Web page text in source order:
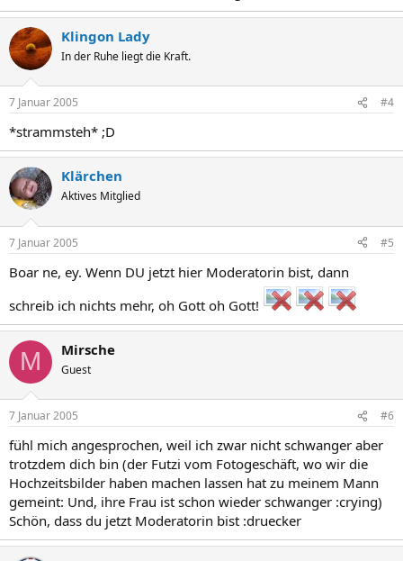
Klingon Lady
In der Ruhe liegt die Kraft.
7 Januar 2005 #4
*strammsteh* ;D
Klärchen
Aktives Mitglied
7 Januar 2005 #5
Boar ne, ey. Wenn DU jetzt hier Moderatorin bist, dann
schreib ich nichts mehr, oh Gott oh Gott!
M Mirsche
Guest
7 Januar 2005 #6
fühl mich angesprochen, weil ich zwar nicht schwanger aber
trotzdem dich bin (der Futzi vom Fotogeschäft, wo wir die
Hochzeitsbilder haben machen lassen hat zu meinem Mann
gemeint: Und, ihre Frau ist schon wieder schwanger :crying)
Schön, dass du jetzt Moderatorin bist :druecker